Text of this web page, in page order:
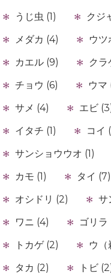
うじ虫 (1)
クジ
メダカ (4)
ウツ
カエル (9)
クラ
チョウ (6)
ウマ
サメ (4)
エビ
イタチ (1)
コイ
サンショウウオ (1)
カモ (1)
タイ (7)
オシドリ (2)
サ
ワニ (4)
ゴリラ
トカゲ (2)
ウ（
タカ (2)
トビ